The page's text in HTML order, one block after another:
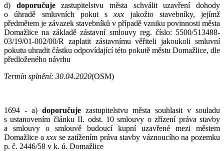
d) doporučujezastupitelstvu města schválit uzavření dohody
o úhradě smluvních pokut sxxx jakožto stavebníky, jejímž
předmětem je závazek stavebníků v případě vzniku povinnosti města
Domažlice na základě zástavní smlouvy reg. číslo: 5500/513488-
03/19/01-002/00/R zaplatit zástavnímu věřiteli jakoukoli smluvní
pokutu uhradit částku odpovídající této pokutě městu Domažlice, dle
předloženého návrhu
Termín splnění: 30.04.2020(OSM)
1694 - a) doporučuje zastupitelstvu města souhlasit v souladu
s ustanovením článku II. odst. 10 smlouvy o zřízení práva stavby
a smlouvy o smlouvě budoucí kupní uzavřené mezi městem
Domažlice axxx se zatížením práva stavby váznoucího na pozemku
p. č. 2446/58 v k. ú. Domažlice